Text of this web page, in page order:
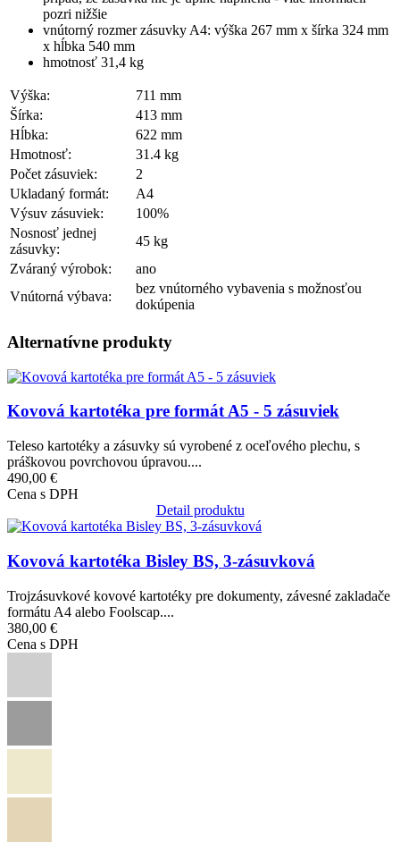
pozri nižšie
vnútorný rozmer zásuvky A4: výška 267 mm x šírka 324 mm
x hĺbka 540 mm
hmotnosť 31,4 kg
Výška:
711 mm
Šírka:
413 mm
Hĺbka:
622 mm
Hmotnosť:
31.4 kg
Počet zásuviek:
2
Ukladaný formát:
A4
Výsuv zásuviek:
100%
Nosnosť jednej
zásuvky:
45 kg
Zváraný výrobok:
ano
Vnútorná výbava:
bez vnútorného vybavenia s možnosťou
dokúpenia
Alternatívne produkty
Obrázok
Kovová kartotéka pre formát A5 - 5 zásuviek
Teleso kartotéky a zásuvky sú vyrobené z oceľového plechu, s
práškovou povrchovou úpravou....
490,00 €
Cena s DPH
Detail produktu
Obrázok
Kovová kartotéka Bisley BS, 3-zásuvková
Trojzásuvkové kovové kartotéky pre dokumenty, závesné zakladače
formátu A4 alebo Foolscap....
380,00 €
Cena s DPH